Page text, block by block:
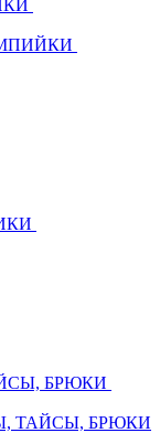
БРЮКИ
ТАЙСЫ, БРЮКИ